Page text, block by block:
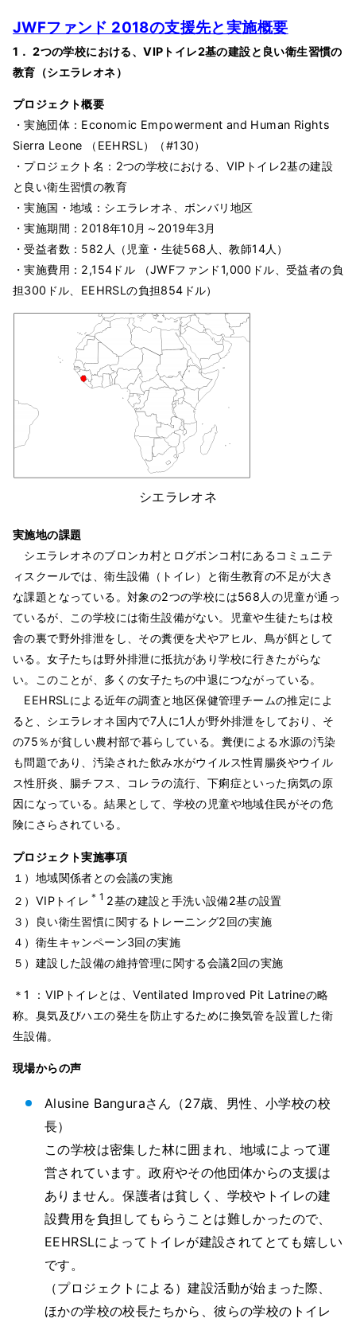
JWFファンド 2018の支援先と実施概要
1． 2つの学校における、VIPトイレ2基の建設と良い衛生習慣の
教育（シエラレオネ）
プロジェクト概要
・実施団体：Economic Empowerment and Human Rights
Sierra Leone （EEHRSL）（#130）
・プロジェクト名：2つの学校における、VIPトイレ2基の建設
と良い衛生習慣の教育
・実施国・地域：シエラレオネ、ボンバリ地区
・実施期間：2018年10月～2019年3月
・受益者数：582人（児童・生徒568人、教師14人）
・実施費用：2,154ドル （JWFファンド1,000ドル、受益者の負
担300ドル、EEHRSLの負担854ドル）
シエラレオネ
実施地の課題
シエラレオネのブロンカ村とログボンコ村にあるコミュニテ
ィスクールでは、衛生設備（トイレ）と衛生教育の不足が大き
な課題となっている。対象の2つの学校には568人の児童が通っ
ているが、この学校には衛生設備がない。児童や生徒たちは校
舎の裏で野外排泄をし、その糞便を犬やアヒル、鳥が餌として
いる。女子たちは野外排泄に抵抗があり学校に行きたがらな
い。このことが、多くの女子たちの中退につながっている。
EEHRSLによる近年の調査と地区保健管理チームの推定によ
ると、シエラレオネ国内で7人に1人が野外排泄をしており、そ
の75％が貧しい農村部で暮らしている。糞便による水源の汚染
も問題であり、汚染された飲み水がウイルス性胃腸炎やウイル
ス性肝炎、腸チフス、コレラの流行、下痢症といった病気の原
因になっている。結果として、学校の児童や地域住民がその危
険にさらされている。
プロジェクト実施事項
１）地域関係者との会議の実施
２）VIPトイレ ＊1 2基の建設と手洗い設備2基の設置
３）良い衛生習慣に関するトレーニング2回の実施
４）衛生キャンペーン3回の実施
５）建設した設備の維持管理に関する会議2回の実施
＊1 ：VIPトイレとは、Ventilated Improved Pit Latrineの略
称。臭気及びハエの発生を防止するために換気管を設置した衛
生設備。
現場からの声
Alusine Banguraさん（27歳、男性、小学校の校
長）
この学校は密集した林に囲まれ、地域によって運
営されています。政府やその他団体からの支援は
ありません。保護者は貧しく、学校やトイレの建
設費用を負担してもらうことは難しかったので、
EEHRSLによってトイレが建設されてとても嬉しい
です。
（プロジェクトによる）建設活動が始まった際、
ほかの学校の校長たちから、彼らの学校のトイレ